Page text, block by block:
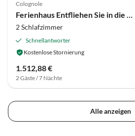
Colognole
Ferienhaus Entfliehen Sie in die Hügel von Rosignano
2 Schlafzimmer
Schnellantworter
Kostenlose Stornierung
1.512,88 €
2 Gäste / 7 Nächte
Alle anzeigen